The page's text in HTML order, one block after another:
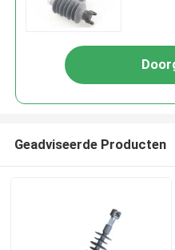
Geadviseerde Producten